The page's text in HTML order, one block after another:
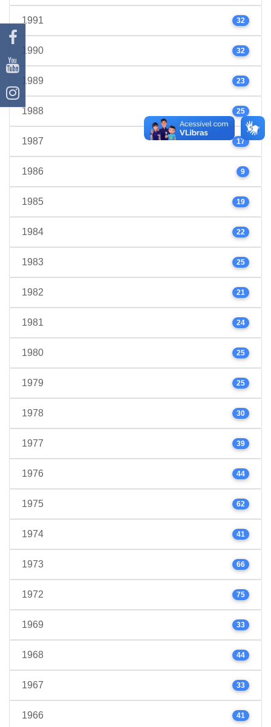
1991 32
1990 32
1989 23
1988 25
1987 17
1986 9
1985 19
1984 22
1983 25
1982 21
1981 24
1980 25
1979 25
1978 30
1977 39
1976 44
1975 62
1974 41
1973 66
1972 75
1969 33
1968 44
1967 33
1966 41